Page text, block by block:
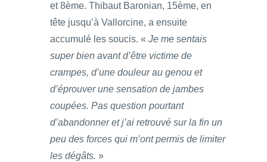
et 8ème. Thibaut Baronian, 15ème, en
tête jusqu’à Vallorcine, a ensuite
accumulé les soucis. « Je me sentais
super bien avant d’être victime de
crampes, d’une douleur au genou et
d’éprouver une sensation de jambes
coupées. Pas question pourtant
d’abandonner et j’ai retrouvé sur la fin un
peu des forces qui m’ont permis de limiter
les dégâts. »